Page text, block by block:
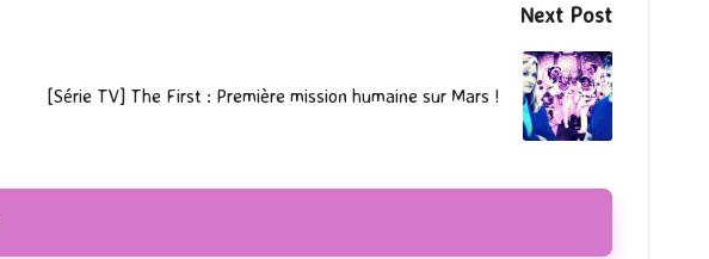
Next Post
[Série TV] The First : Première mission humaine sur Mars !